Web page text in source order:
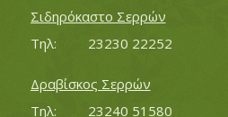
Σιδηρόκαστο Σερρών
Τηλ:		23230 22252
Δραβίσκος Σερρών
Τηλ:		23240 51580